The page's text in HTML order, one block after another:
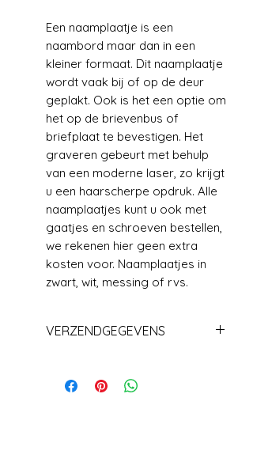
Een naamplaatje is een
naambord maar dan in een
kleiner formaat. Dit naamplaatje
wordt vaak bij of op de deur
geplakt. Ook is het een optie om
het op de brievenbus of
briefplaat te bevestigen. Het
graveren gebeurt met behulp
van een moderne laser, zo krijgt
u een haarscherpe opdruk. Alle
naamplaatjes kunt u ook met
gaatjes en schroeven bestellen,
we rekenen hier geen extra
kosten voor. Naamplaatjes in
zwart, wit, messing of rvs.
VERZENDGEGEVENS